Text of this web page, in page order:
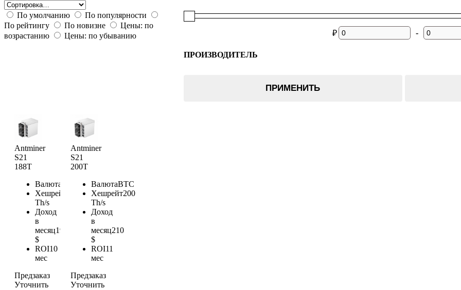
По умолчанию
По популярности
По рейтингу
По новизне
Цены: по
возрастанию
Цены: по убыванию ₽ -
ПРОИЗВОДИТЕЛЬ
ПРИМЕНИТЬ
Antminer
S21
188T
Валюта
Хешрейт
Th/s
Доход
в
месяц197.4
$
ROI10
мес
Предзаказ
Уточнить
Antminer
S21
200T
ВалютаBTC
Хешрейт200
Th/s
Доход
в
месяц210
$
ROI11
мес
Предзаказ
Уточнить